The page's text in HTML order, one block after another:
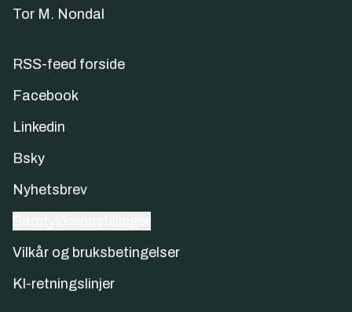
Tor M. Nondal
RSS-feed forside
Facebook
Linkedin
Bsky
Nyhetsbrev
Vilkår og bruksbetingelser
KI-retningslinjer